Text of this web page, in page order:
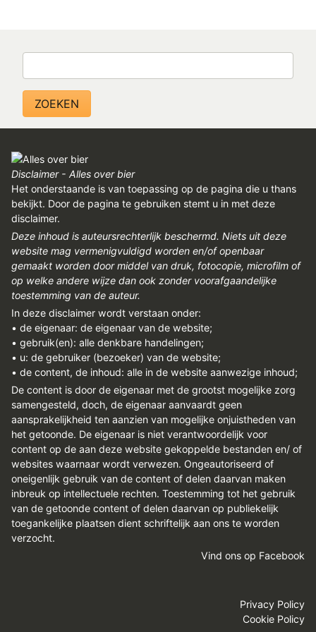
Disclaimer - Alles over bier
Het onderstaande is van toepassing op de pagina die u thans
bekijkt. Door de pagina te gebruiken stemt u in met deze
disclaimer.
Deze inhoud is auteursrechterlijk beschermd. Niets uit deze
website mag vermenigvuldigd worden en/of openbaar
gemaakt worden door middel van druk, fotocopie, microfilm of
op welke andere wijze dan ook zonder voorafgaandelijke
toestemming van de auteur.
In deze disclaimer wordt verstaan onder:
• de eigenaar: de eigenaar van de website;
• gebruik(en): alle denkbare handelingen;
• u: de gebruiker (bezoeker) van de website;
• de content, de inhoud: alle in de website aanwezige inhoud;
De content is door de eigenaar met de grootst mogelijke zorg
samengesteld, doch, de eigenaar aanvaardt geen
aansprakelijkheid ten aanzien van mogelijke onjuistheden van
het getoonde. De eigenaar is niet verantwoordelijk voor
content op de aan deze website gekoppelde bestanden en/ of
websites waarnaar wordt verwezen. Ongeautoriseerd of
oneigenlijk gebruik van de content of delen daarvan maken
inbreuk op intellectuele rechten. Toestemming tot het gebruik
van de getoonde content of delen daarvan op publiekelijk
toegankelijke plaatsen dient schriftelijk aan ons te worden
verzocht.
Vind ons op Facebook
Privacy Policy
Cookie Policy